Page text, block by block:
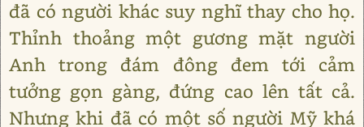
đã có người khác suy nghĩ thay cho họ.
Thỉnh thoảng một gương mặt người
Anh trong đám đông đem tới cảm
tưởng gọn gàng, đứng cao lên tất cả.
Nhưng khi đã có một số người Mỹ khá